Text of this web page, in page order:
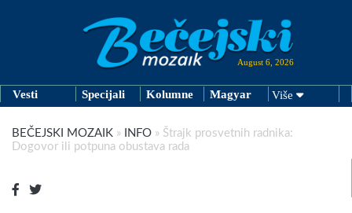
August 6, 2026
Vesti Specijali Kolumne Magyar Više
BEČEJSKI MOZAIK » INFO » Štrajk prosvetnih radnika:
Dogovor ili potpuna obustava rada